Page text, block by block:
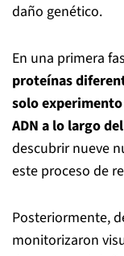
daño genético.
En una primera
proteínas
solo
ADN a lo largo
descubrir nueve
este proceso de
Posteriormente,
monitorizaron